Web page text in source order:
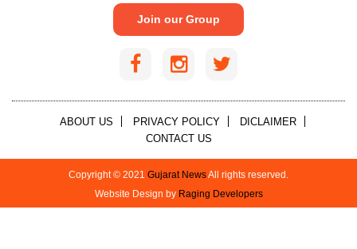
Join our Group
ABOUT US PRIVACY POLICY
DICLAIMER
CONTACT US
Copyright © 2021 Gujarat NewsAll rights reserved.
Website Design by Raging Developers